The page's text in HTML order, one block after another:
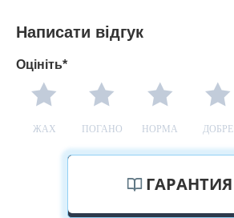
Написати відгук
Оцініть*
ЖАХ ПОГАНО НОРМА ДОБРЕ
ГАРАНТИЯ